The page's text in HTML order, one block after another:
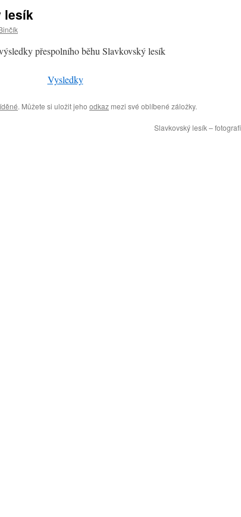
lesík
přespolního běhu Slavkovský lesík
Vysledky
. Můžete si uložit jeho odkaz mezi své oblíbené záložky.
Slavkovský lesík –